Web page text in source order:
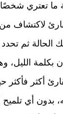
ما تعتري شخصًا
لاكتشاف
الحالة ثم تحدد
بكلمة الليل،
أكثر فأكثر
بدون أي